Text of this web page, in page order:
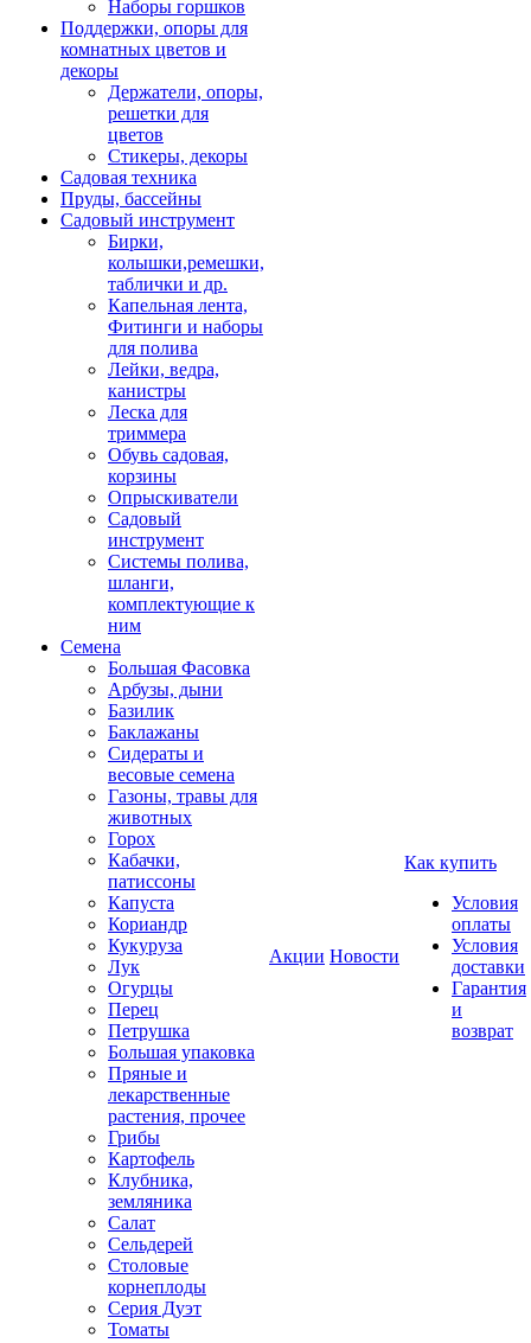
Наборы горшков
Поддержки, опоры для
комнатных цветов и
декоры
Держатели, опоры,
решетки для
цветов
Стикеры, декоры
Садовая техника
Пруды, бассейны
Садовый инструмент
Бирки,
колышки,ремешки,
таблички и др.
Капельная лента,
Фитинги и наборы
для полива
Лейки, ведра,
канистры
Леска для
триммера
Обувь садовая,
корзины
Опрыскиватели
Садовый
инструмент
Системы полива,
шланги,
комплектующие к
ним
Семена
Большая Фасовка
Арбузы, дыни
Базилик
Баклажаны
Сидераты и
весовые семена
Газоны, травы для
животных
Горох
Кабачки,
патиссоны
Капуста
Кориандр
Кукуруза
Лук
Огурцы
Перец
Петрушка
Большая упаковка
Пряные и
лекарственные
растения, прочее
Грибы
Картофель
Клубника,
земляника
Салат
Сельдерей
Столовые
корнеплоды
Серия Дуэт
Томаты
Акции Новости
Как купить
Условия
оплаты
Условия
доставки
Гарантия
и
возврат